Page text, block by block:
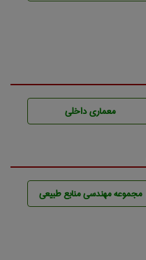
معماری داخلی
مجموعه مهندسی منابع طبيعی